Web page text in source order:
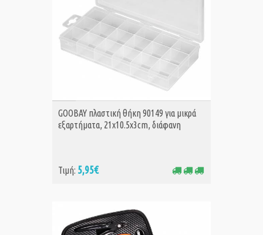
ΑΓΟΡΑ
GOOBAY πλαστική θήκη 90149 για μικρά
εξαρτήματα, 21x10.5x3cm, διάφανη
Τιμή: 5,95€